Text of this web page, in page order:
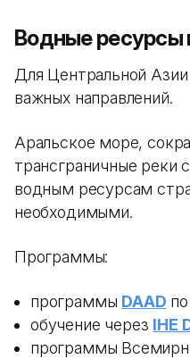
Водные ресурсы
Для Центральной
важных направлений.
Аральское море,
трансграничные реки
водным ресурсам
необходимыми.
Программы:
программы DAAD
обучение через IHE
программы